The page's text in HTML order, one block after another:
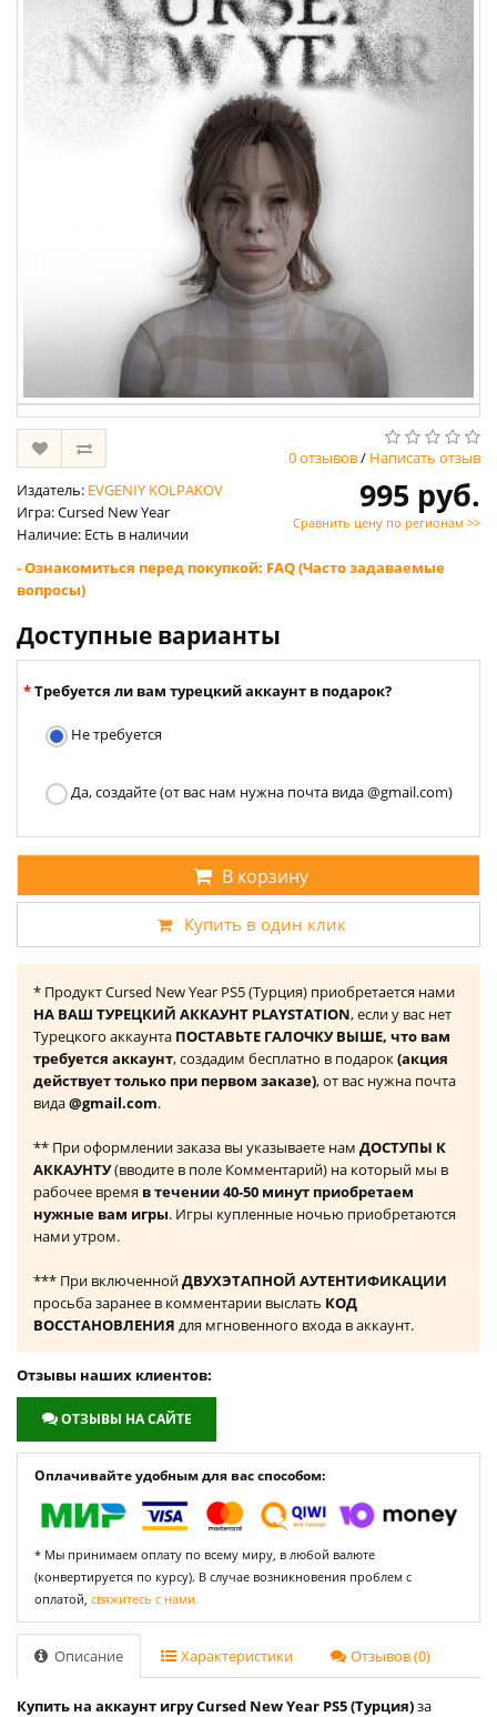
0 отзывов/ Написать отзыв
Издатель: EVGENIY KOLPAKOV
Игра: Cursed New Year
Наличие: Есть в наличии
995 руб.
Сравнить цену по регионам >>
- Ознакомиться перед покупкой: FAQ (Часто задаваемые
вопросы)
Доступные варианты
Требуется ли вам турецкий аккаунт в подарок?
Не требуется
Да, создайте (от вас нам нужна почта вида @gmail.com)
В корзину
Купить в один клик
* Продукт Cursed New Year PS5 (Турция) приобретается нами
НА ВАШ ТУРЕЦКИЙ АККАУНТ PLAYSTATION, если у вас нет
Турецкого аккаунта ПОСТАВЬТЕ ГАЛОЧКУ ВЫШЕ, что вам
требуется аккаунт, создадим бесплатно в подарок(акция
действует только при первом заказе), от вас нужна почта
вида@gmail.com.
** При оформлении заказа вы указываете нам ДОСТУПЫ К
АККАУНТУ(вводите в поле Комментарий) на который мы в
рабочее время в течении 40-50 минут приобретаем
нужные вам игры. Игры купленные ночью приобретаются
нами утром.
*** При включеннойДВУХЭТАПНОЙ АУТЕНТИФИКАЦИИ
просьба заранее в комментарии выслать КОД
ВОССТАНОВЛЕНИЯ для мгновенного входа в аккаунт.
Отзывы наших клиентов:
ОТЗЫВЫ НА САЙТЕ
Оплачивайте удобным для вас способом:
* Мы принимаем оплату по всему миру, в любой валюте
(конвертируется по курсу). В случае возникновения проблем с
оплатой, свяжитесь с нами.
Описание Характеристики Отзывов (0)
Купить на аккаунт игру Cursed New Year PS5 (Турция)за